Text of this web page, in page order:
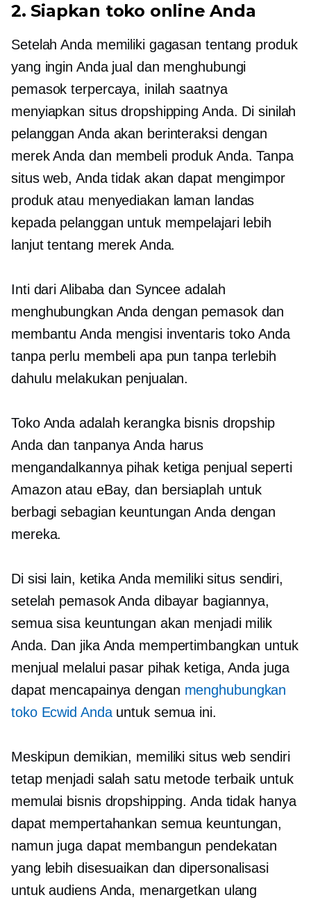
2. Siapkan toko online Anda
Setelah Anda memiliki gagasan tentang produk
yang ingin Anda jual dan menghubungi
pemasok terpercaya, inilah saatnya
menyiapkan situs dropshipping Anda. Di sinilah
pelanggan Anda akan berinteraksi dengan
merek Anda dan membeli produk Anda. Tanpa
situs web, Anda tidak akan dapat mengimpor
produk atau menyediakan laman landas
kepada pelanggan untuk mempelajari lebih
lanjut tentang merek Anda.
Inti dari Alibaba dan Syncee adalah
menghubungkan Anda dengan pemasok dan
membantu Anda mengisi inventaris toko Anda
tanpa perlu membeli apa pun tanpa terlebih
dahulu melakukan penjualan.
Toko Anda adalah kerangka bisnis dropship
Anda dan tanpanya Anda harus
mengandalkannya pihak ketiga penjual seperti
Amazon atau eBay, dan bersiaplah untuk
berbagi sebagian keuntungan Anda dengan
mereka.
Di sisi lain, ketika Anda memiliki situs sendiri,
setelah pemasok Anda dibayar bagiannya,
semua sisa keuntungan akan menjadi milik
Anda. Dan jika Anda mempertimbangkan untuk
menjual melalui pasar pihak ketiga, Anda juga
dapat mencapainya dengan menghubungkan
toko Ecwid Andauntuk semua ini.
Meskipun demikian, memiliki situs web sendiri
tetap menjadi salah satu metode terbaik untuk
memulai bisnis dropshipping. Anda tidak hanya
dapat mempertahankan semua keuntungan,
namun juga dapat membangun pendekatan
yang lebih disesuaikan dan dipersonalisasi
untuk audiens Anda, menargetkan ulang